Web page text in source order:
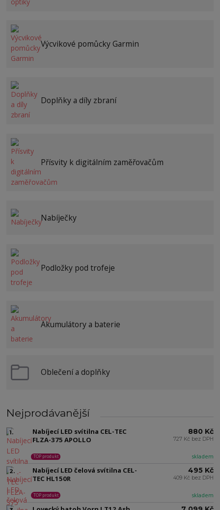
Výcvikové pomůcky Garmin
Doplňky a díly zbraní
Přísvity k digitálním zaměřovačům
Nabíječky
Podložky pod trofeje
Akumulátory a baterie
Oblečení a doplňky
Nejprodávanější
1.
Nabíjecí LED svítilna CEL-TEC
FLZA-375 APOLLO
skladem
TOP produkt
880 Kč
727 Kč bez DPH
2.
Nabíjecí LED čelová svítilna CEL-
TEC HL150R
skladem
TOP produkt
495 Kč
409 Kč bez DPH